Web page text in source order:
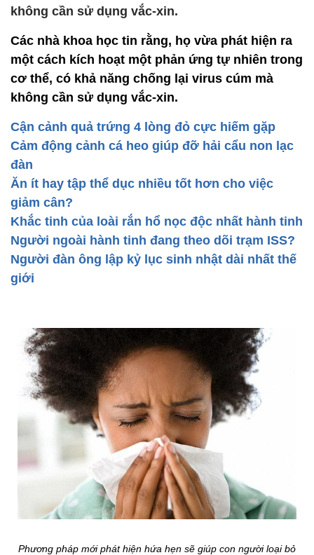
không cần sử dụng vắc-xin.
Các nhà khoa học tin rằng, họ vừa phát hiện ra
một cách kích hoạt một phản ứng tự nhiên trong
cơ thể, có khả năng chống lại virus cúm mà
không cần sử dụng vắc-xin.
Cận cảnh quả trứng 4 lòng đỏ cực hiếm gặp
Cảm động cảnh cá heo giúp đỡ hải cẩu non lạc
đàn
Ăn ít hay tập thể dục nhiều tốt hơn cho việc
giảm cân?
Khắc tinh của loài rắn hổ nọc độc nhất hành tinh
Người ngoài hành tinh đang theo dõi trạm ISS?
Người đàn ông lập kỷ lục sinh nhật dài nhất thế
giới
Phương pháp mới phát hiện hứa hẹn sẽ giúp con người loại bỏ